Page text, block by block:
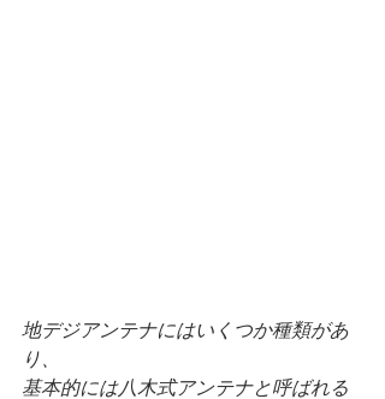
地デジアンテナにはいくつか種類があ
り、
基本的には八木式アンテナと呼ばれる